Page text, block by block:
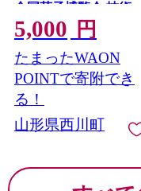
全国菓子博覧会 技術
優秀賞受賞 和菓子 最
中 山形県 西川町
5,000 円
たまったWAON
POINTで寄附でき
る！
山形県西川町